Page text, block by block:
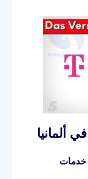
ألمانيا
خدمات